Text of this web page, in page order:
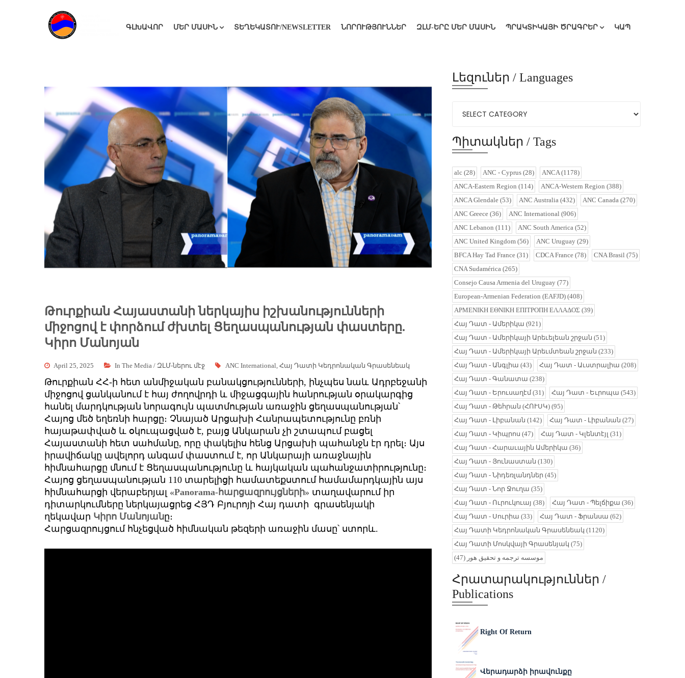
ԳԼԽԱՎՈՐ ՄԵՐ ՄԱՍԻՆ ՏԵՂԵԿԱՏՈՒ/NEWSLETTER ՆՈՐՈՒԹՅՈՒՆՆԵՐ ԶԼՄ-ԵՐԸ ՄԵՐ ՄԱՍԻՆ ՊՐԱԿՏԻԿԱՅԻ ԾՐԱԳՐԵՐ ԿԱՊ
Թուրքիան Հայաստանի ներկայիս իշխանությունների
միջոցով է փորձում ժխտել Ցեղասպանության փաստերը.
Կիրո Մանոյան
April 25, 2025 In The Media / ԶԼՄ-ներու մէջ ANC International, Հայ Դատի Կեդրոնական Գրասենեակ
Թուրքիան ՀՀ-ի հետ անմիջական բանակցությունների, ինչպես նաև Ադրբեջանի
միջոցով ցանկանում է հայ ժողովրդի և միջացգային հանրության օրակարգից
հանել մարդկության նորագույն պատմության առաջին ցեղասպանության՝
Հայոց մեծ եղեռնի հարցը։ Չնայած Արցախի Հանրապետությունը բռնի
հայաթափված և օկուպացված է, բայց Անկարան չի շտապում բացել
Հայաստանի հետ սահմանը, որը փակելիս հենց Արցախի պահանջն էր դրել։ Այս
իրավիճակը ավելորդ անգամ փաստում է, որ Անկարայի առաջնային
հիմնահարցը մնում է Ցեղասպանությունը և հայկական պահանջատիրությունը։
Հայոց ցեղասպանության 110 տարելիցի համատեքստում համամարդկային այս
հիմնահարցի վերաբերյալ «Panorama-հարցազրույցների» տաղավարում իր
դիտարկումները ներկայացրեց ՀՅԴ Բյուրոյի Հայ դատի գրասենյակի
ղեկավար Կիրո Մանոյանը։
Հարցազրույցում հնչեցված հիմնական թեզերի առաջին մասը՝ ստորև.
Լեզուներ / Languages
Պիտակներ / Tags
alc (28) ANC - Cyprus (28) ANCA(1178)
ANCA-Eastern Region (114) ANCA-Western Region (388)
ANCA Glendale (53) ANC Australia (432) ANC Canada (270)
ANC Greece (36) ANC International (906)
ANC Lebanon (111) ANC South America (52)
ANC United Kingdom (56) ANC Uruguay (29)
BFCA Hay Tad France (31) CDCA France (78) CNA Brasil (75)
CNA Sudamérica (265)
Consejo Causa Armenia del Uruguay (77)
European-Armenian Federation (EAFJD) (408)
ΑΡΜΕΝΙΚΗ ΕΘΝΙΚΗ ΕΠΙΤΡΟΠΗ ΕΛΛΑΔΟΣ (39)
Հայ Դատ - Ամերիկա (921)
Հայ Դատ - Ամերիկայի Արեւելեան շրջան (51)
Հայ Դատ - Ամերիկայի Արեւմտեան շրջան (233)
Հայ Դատ - Անգլիա (43) Հայ Դատ - Աւստրալիա (208)
Հայ Դատ - Գանատա (238)
Հայ Դատ - Երուսաղէմ(31) Հայ Դատ - Եւրոպա (543)
Հայ Դատ - Թեհրան (ՀՈՒՍԿ) (95)
Հայ Դատ - Լիբանան (142) Հայ Դատ - Լիբանան (27)
Հայ Դատ - Կիպրոս (47) Հայ Դատ - Կլենտէյլ (31)
Հայ Դատ - Հարաւային Ամերիկա (36)
Հայ Դատ - Յունաստան (130)
Հայ Դատ - Նիդեռլանդներ (45)
Հայ Դատ - Նոր Ջուղա (35)
Հայ Դատ - Ուրուկուայ (38) Հայ Դատ - Պելճիքա (36)
Հայ Դատ - Սուրիա (33) Հայ Դատ - Ֆրանսա (62)
Հայ Դատի Կեդրոնական Գրասենեակ (1120)
Հայ Դատի Մոսկվայի Գրասենյակ (75)
موسسه ترجمه و تحقیق هور (47)
Հրատարակություններ /
Publications
Right Of Return
Վերադարձի իրավունքը